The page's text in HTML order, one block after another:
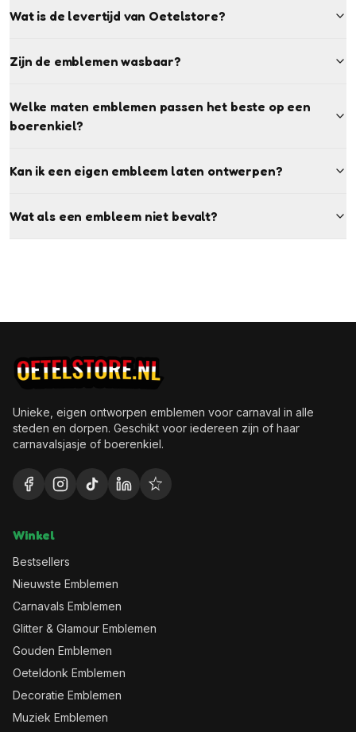
Wat is de levertijd van Oetelstore?
Zijn de emblemen wasbaar?
Welke maten emblemen passen het beste op een
boerenkiel?
Kan ik een eigen embleem laten ontwerpen?
Wat als een embleem niet bevalt?
Unieke, eigen ontworpen emblemen voor carnaval in alle
steden en dorpen. Geschikt voor iedereen zijn of haar
carnavalsjasje of boerenkiel.
Winkel
Bestsellers
Nieuwste Emblemen
Carnavals Emblemen
Glitter & Glamour Emblemen
Gouden Emblemen
Oeteldonk Emblemen
Decoratie Emblemen
Muziek Emblemen